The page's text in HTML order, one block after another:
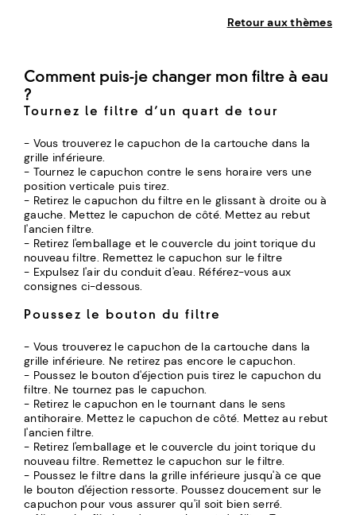
Retour aux thèmes
Comment puis-je changer mon filtre à eau
?
Tournez le filtre d’un quart de tour
- Vous trouverez le capuchon de la cartouche dans la
grille inférieure.
- Tournez le capuchon contre le sens horaire vers une
position verticale puis tirez.
- Retirez le capuchon du filtre en le glissant à droite ou à
gauche. Mettez le capuchon de côté. Mettez au rebut
l'ancien filtre.
- Retirez l'emballage et le couvercle du joint torique du
nouveau filtre. Remettez le capuchon sur le filtre
- Expulsez l'air du conduit d'eau. Référez-vous aux
consignes ci-dessous.
Poussez le bouton du filtre
- Vous trouverez le capuchon de la cartouche dans la
grille inférieure. Ne retirez pas encore le capuchon.
- Poussez le bouton d'éjection puis tirez le capuchon du
filtre. Ne tournez pas le capuchon.
- Retirez le capuchon en le tournant dans le sens
antihoraire. Mettez le capuchon de côté. Mettez au rebut
l'ancien filtre.
- Retirez l'emballage et le couvercle du joint torique du
nouveau filtre. Remettez le capuchon sur le filtre.
- Poussez le filtre dans la grille inférieure jusqu'à ce que
le bouton d'éjection ressorte. Poussez doucement sur le
capuchon pour vous assurer qu'il soit bien serré.